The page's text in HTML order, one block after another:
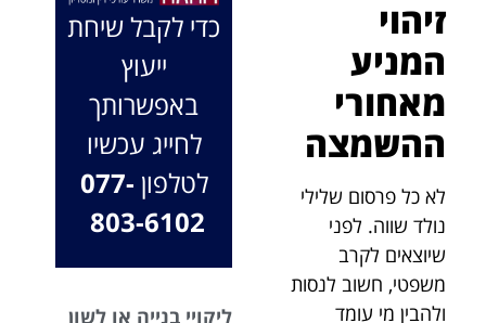
זיהוי
המניע
מאחורי
ההשמצה
לא כל פרסום שלילי
נולד שווה. לפני
שיוצאים לקרב
משפטי, חשוב לנסות
ולהבין מי עומד
שלי פרו בונו מכל
הלב.
בברכה, משרד
עו"ד שמעון האן
ונוטריון
כדי לקבל שיחת
ייעוץ
באפשרותך
לחייג עכשיו
לטלפון 077-
803-6102
ליקויי בנייה או לשון